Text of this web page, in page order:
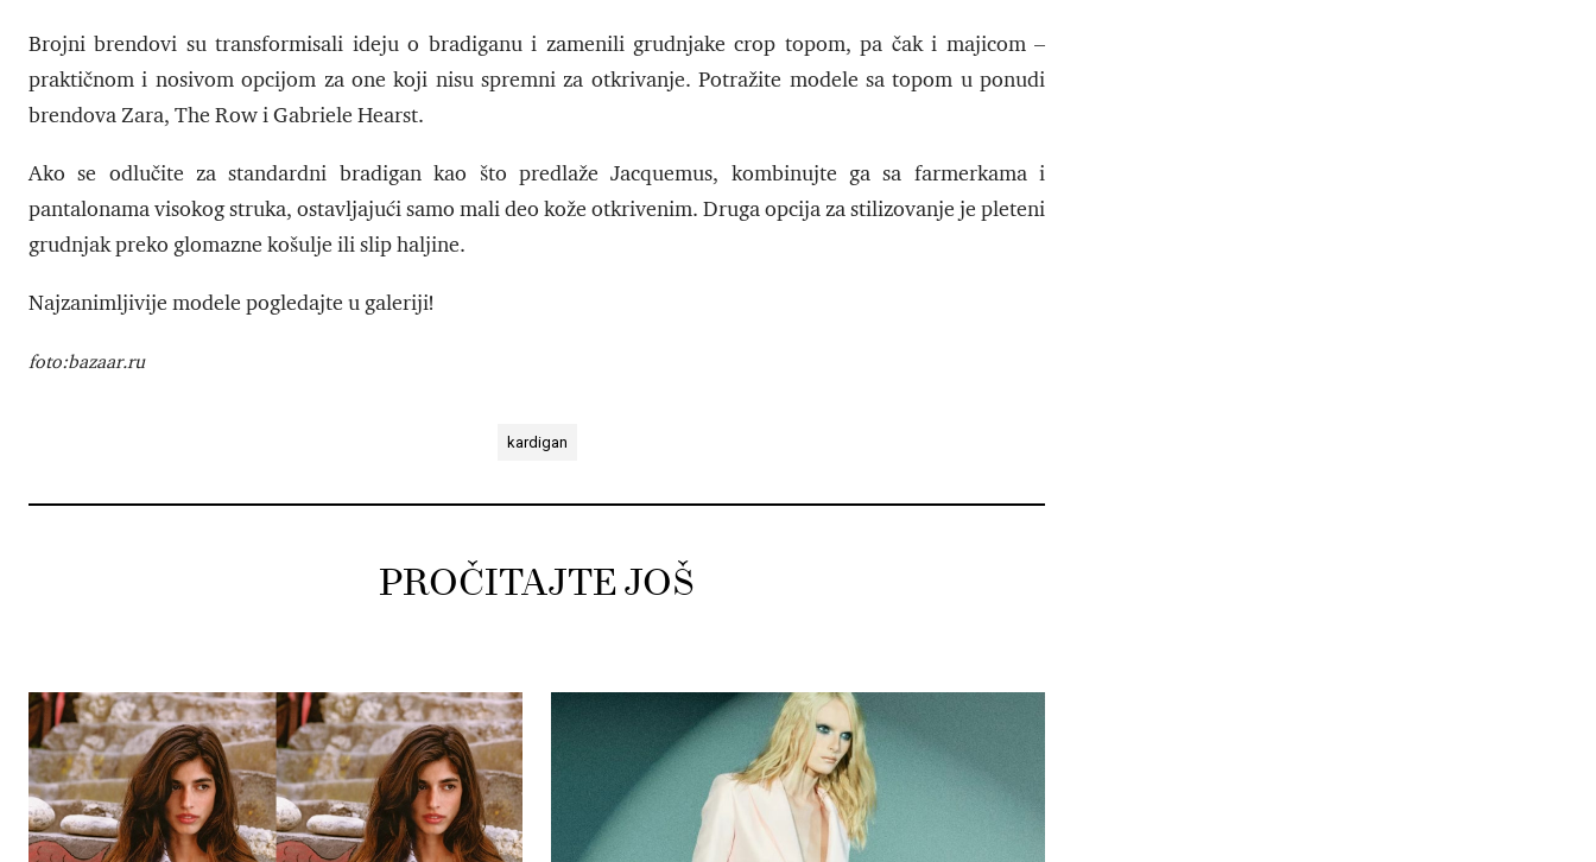
Brojni brendovi su transformisali ideju o bradiganu i zamenili grudnjake crop topom, pa čak i majicom –
praktičnom i nosivom opcijom za one koji nisu spremni za otkrivanje. Potražite modele sa topom u ponudi
brendova Zara, The Row i Gabriele Hearst.
Ako se odlučite za standardni bradigan kao što predlaže Jacquemus, kombinujte ga sa farmerkama i
pantalonama visokog struka, ostavljajući samo mali deo kože otkrivenim. Druga opcija za stilizovanje je pleteni
grudnjak preko glomazne košulje ili slip haljine.
Najzanimljivije modele pogledajte u galeriji!
foto:bazaar.ru
kardigan
PROČITAJTE JOŠ